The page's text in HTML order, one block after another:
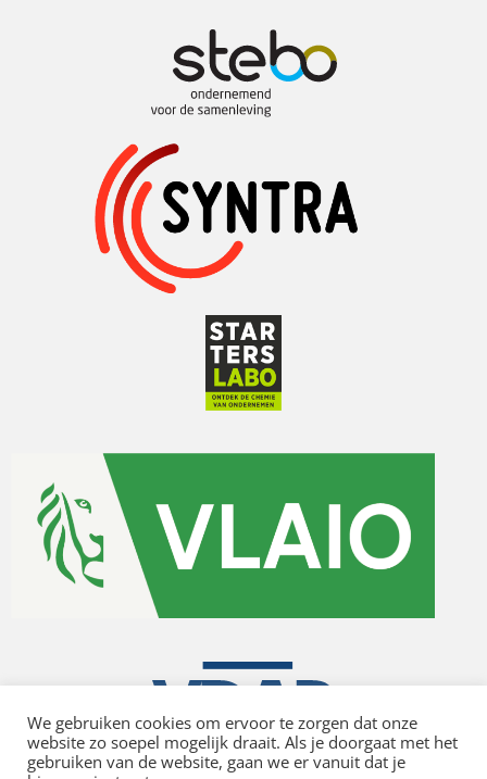
We gebruiken cookies om ervoor te zorgen dat onze
website zo soepel mogelijk draait. Als je doorgaat met het
gebruiken van de website, gaan we er vanuit dat je